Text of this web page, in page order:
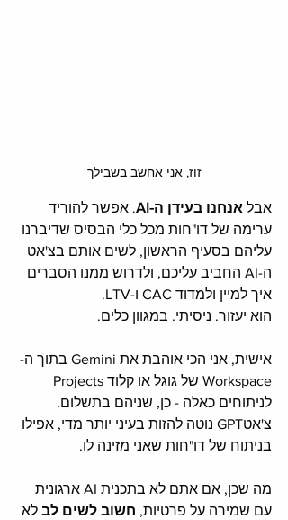
זוז, אני אחשב בשבילך
אבל אנחנו בעידן ה-AI
. אפשר להוריד
ערימה של דו"חות מכל כלי הבסיס שדיברנו
עליהם בסעיף הראשון, לשים אותם בצ'אט
ה-AI החביב עליכם, ולדרוש ממנו הסברים
איך למיין ולמדוד CAC ו-LTV.
הוא יעזור. ניסיתי. במגוון כלים.
אישית, אני הכי אוהבת את Gemini בתוך ה-
לניתוחים כאלה - כן, שניהם בתשלום.
צ'אטGPT נוטה להזות בעיני יותר מדי, אפילו
בניתוח של דו"חות שאני מזינה לו.
מה שכן, אם אתם לא בתכנית AI ארגונית
עם שמירה על פרטיות, חשוב לשים לב לא